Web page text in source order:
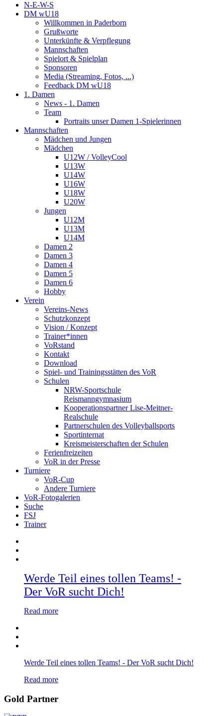
N-E-W-S
DM wU18
Willkommen in Paderborn
Grußworte
Unterkünfte & Verpflegung
Mannschaften
Spielort & Spielplan
Sponsoren
Media (Streaming, Fotos, ...)
Feedback DM wU18
1. Damen
News - 1. Damen
Team
Portraits unser Damen 1-Spielerinnen
Mannschaften
Mädchen und Jungen
Mädchen
U12W / VolleyCool
U13W
U14W
U16W
U18W
U20W
Jungen
U12M
U13M
U14M
Damen 2
Damen 3
Damen 4
Damen 5
Damen 6
Hobby
Verein
Vereins-News
Schutzkonzept
Vision / Konzept
Trainer*innen
VoRstand
Kontakt
Download
Spiel- und Trainingsstätten des VoR
Schulen
NRW-Sportschule
Reismanngymnasium
Kooperationspartner Lise-Meitner-
Realschule
Partnerschulen des Volleyballsports
Sportinternat
Kreismeisterschaften der Schulen
Ferienfreizeiten
VoR in der Presse
Turniere
VoR-Cup
Andere Turniere
VoR-Fotogalerien
Suche
FSJ
Trainer
Werde Teil eines tollen Teams! -
Der VoR sucht Dich!
Read more
Werde Teil eines tollen Teams! - Der VoR sucht Dich!
Read more
Gold Partner